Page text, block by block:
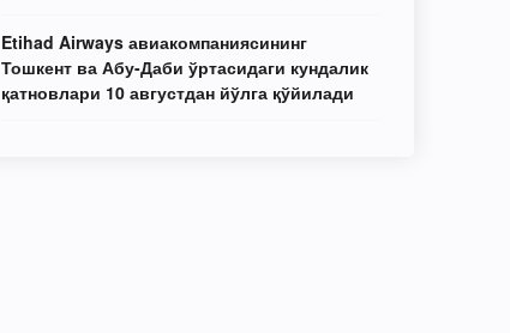
Etihad Airways авиакомпаниясининг
Тошкент ва Абу-Даби ўртасидаги кундалик
қатновлари 10 августдан йўлга қўйилади